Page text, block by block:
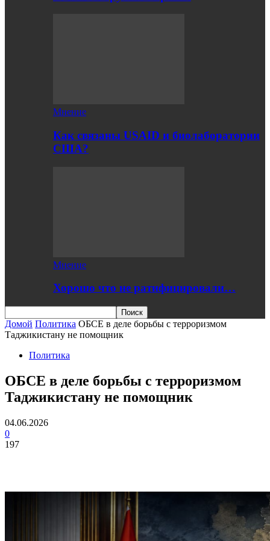
Мнение
Как связаны USAID и биолаборатории
США?
Мнение
Хорошо что не ратифицировали…
Домой Политика ОБСЕ в деле борьбы с терроризмом
Таджикистану не помощник
Политика
ОБСЕ в деле борьбы с терроризмом
Таджикистану не помощник
04.06.2026
0
197